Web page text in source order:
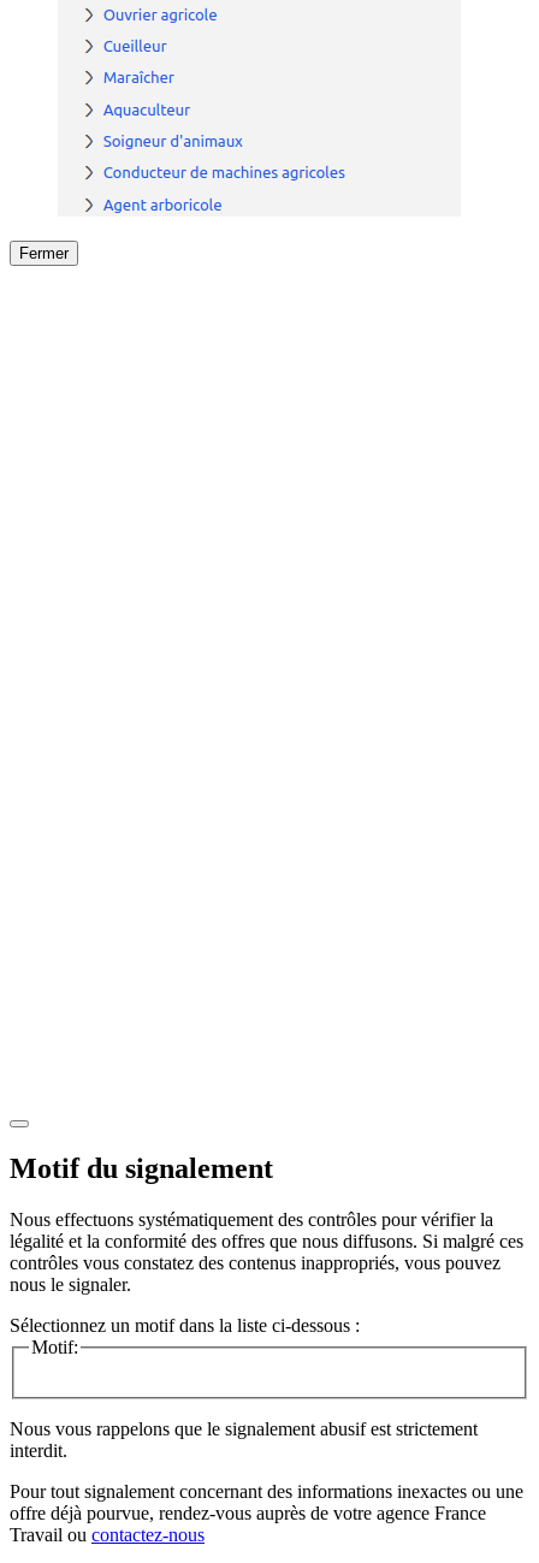
Fermer
Motif du signalement
Nous effectuons systématiquement des contrôles pour vérifier la
légalité et la conformité des offres que nous diffusons. Si malgré ces
contrôles vous constatez des contenus inappropriés, vous pouvez
nous le signaler.
Sélectionnez un motif dans la liste ci-dessous :
Motif:
Nous vous rappelons que le signalement abusif est strictement
interdit.
Pour tout signalement concernant des informations inexactes ou une
offre déjà pourvue, rendez-vous auprès de votre agence France
Travail ou contactez-nous